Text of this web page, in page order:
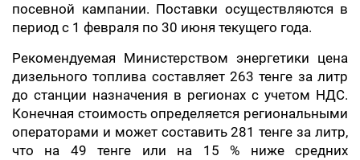
посевной кампании. Поставки осуществляются в
период с 1 февраля по 30 июня текущего года.
Рекомендуемая Министерством энергетики цена
дизельного топлива составляет 263 тенге за литр
до станции назначения в регионах с учетом НДС.
Конечная стоимость определяется региональными
операторами и может составить 281 тенге за литр,
что на 49 тенге или на 15 % ниже средних